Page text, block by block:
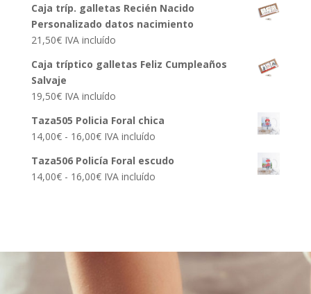
Caja tríp. galletas Recién Nacido
Personalizado datos nacimiento
21,50€ IVA incluído
Caja tríptico galletas Feliz Cumpleaños
Salvaje
19,50€ IVA incluído
Taza505 Policia Foral chica
14,00€ - 16,00€Rango
precios:
desde
IVA incluído
Taza506 Policía Foral escudo
14,00€ - 16,00€Rango
hasta
IVA incluído